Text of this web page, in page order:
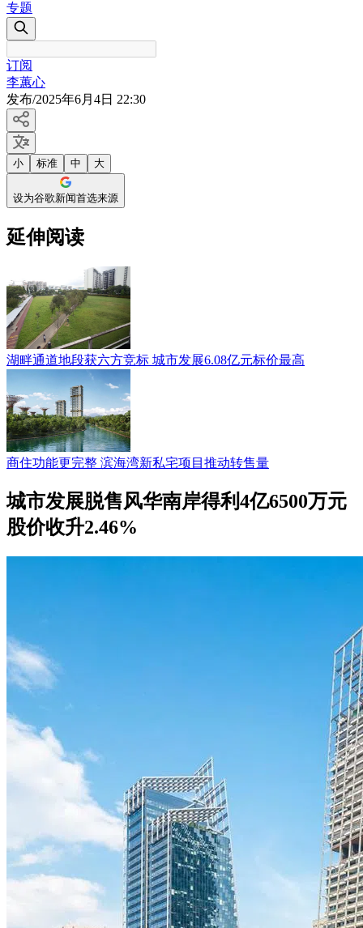
专题
订阅
李蕙心
发布/2025年6月4日 22:30
小 标准 中 大
设为谷歌新闻首选来源
延伸阅读
湖畔通道地段获六方竞标 城市发展6.08亿元标价最高
商住功能更完整 滨海湾新私宅项目推动转售量
城市发展脱售风华南岸得利4亿6500万元
股价收升2.46%